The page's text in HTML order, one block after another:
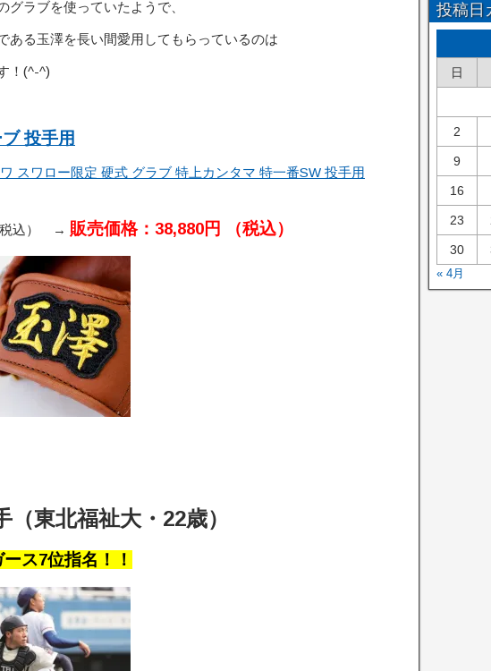
グラブを使っていたようで、
ある玉澤を長い間愛用してもらっているのは
！(^-^)
投手用
ワ スワロー限定 硬式 グラブ 特上カンタマ 特一番SW 投手用
税込） → 販売価格：38,880円 （税込）
東北福祉大・22歳）
ス7位指名！！
投稿日
日
2
9
16
23
30
« 4月